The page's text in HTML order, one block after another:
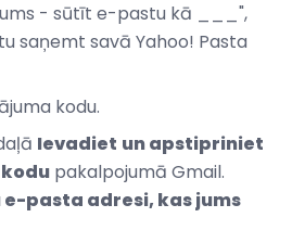
- sūtīt e-pastu kā ___",
saņemt savā Yahoo! Pasta
kodu.
Ievadiet un apstipriniet
pakalpojumā Gmail.
pasta adresi, kas jums